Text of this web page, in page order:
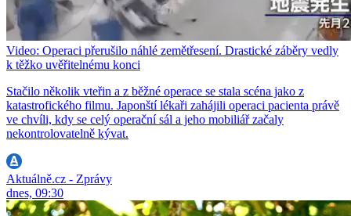
Video: Operaci přerušilo náhlé zemětřesení. Drastické záběry vedly
k těžko uvěřitelnému konci
Stačilo několik vteřin a z běžné operace se stala scéna jako z
katastrofického filmu. Japonští lékaři zahájili operaci pacienta právě
ve chvíli, kdy se celý operační sál a jeho mobiliář začaly
nekontrolovatelně kývat.
Aktuálně.cz - Zprávy
dnes, 09:30